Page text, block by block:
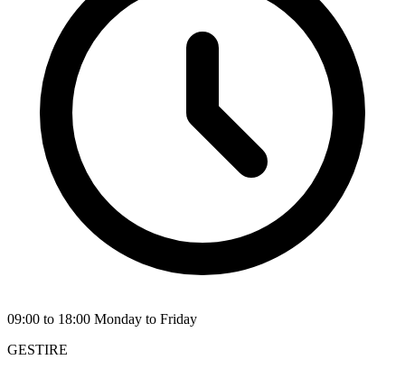
09:00 to 18:00 Monday to Friday
GESTIRE